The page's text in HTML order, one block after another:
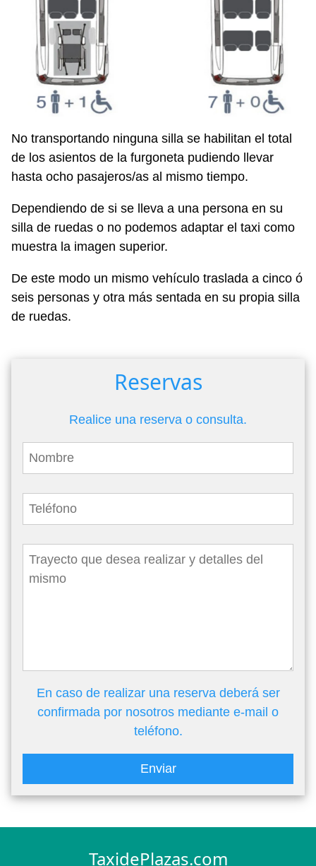
No transportando ninguna silla se habilitan el total
de los asientos de la furgoneta pudiendo llevar
hasta ocho pasajeros/as al mismo tiempo.
Dependiendo de si se lleva a una persona en su
silla de ruedas o no podemos adaptar el taxi como
muestra la imagen superior.
De este modo un mismo vehículo traslada a cinco ó
seis personas y otra más sentada en su propia silla
de ruedas.
Reservas
Realice una reserva o consulta.
En caso de realizar una reserva deberá ser
confirmada por nosotros mediante e-mail o
teléfono.
Enviar
TaxidePlazas.com